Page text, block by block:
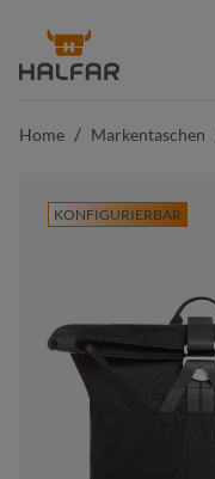
springen
Home / Markentaschen
KONFIGURIERBAR